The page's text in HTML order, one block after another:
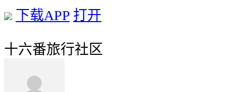
下载APP 打开
十六番旅行社区